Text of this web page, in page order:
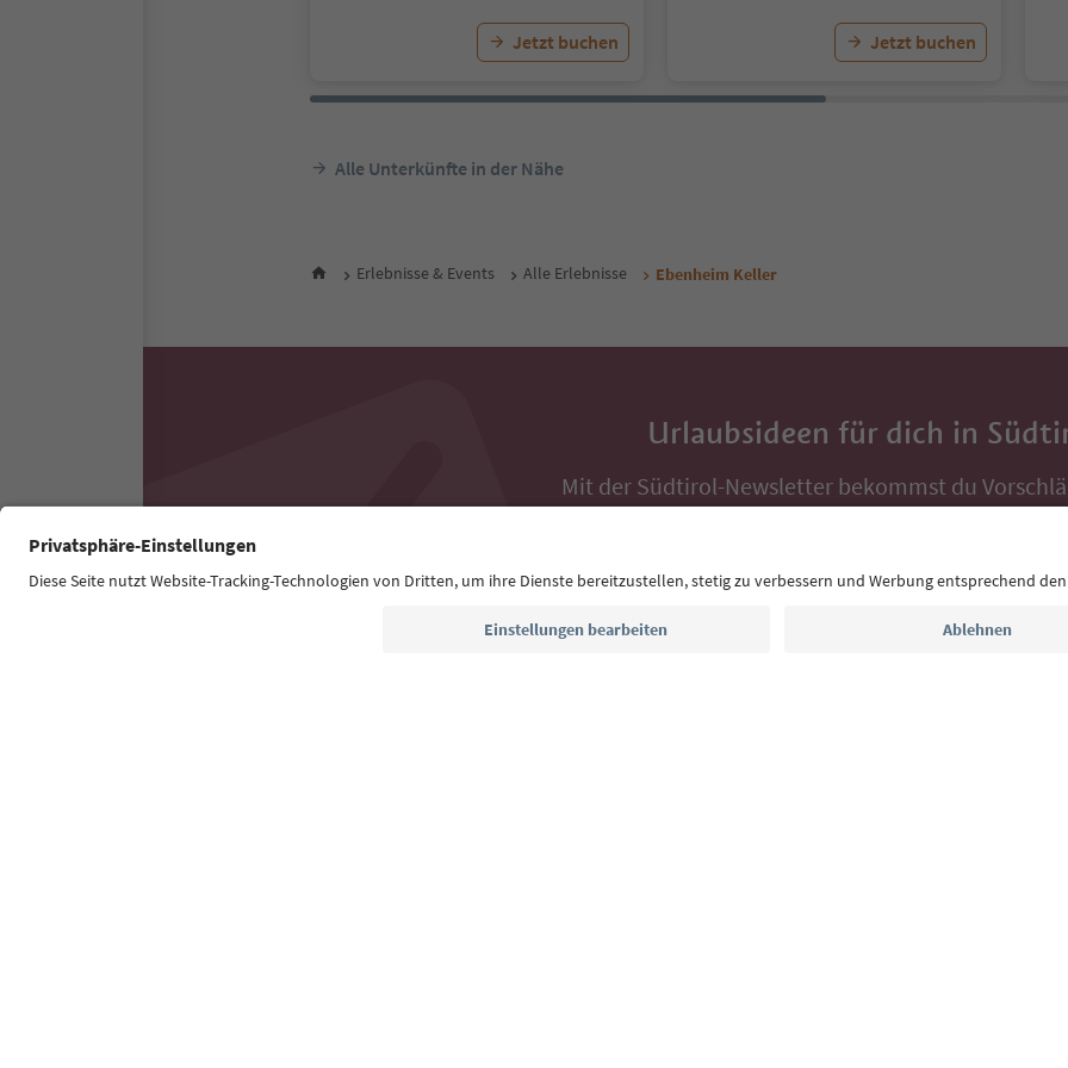
Jetzt buchen Jetzt buchen
Alle Unterkünfte in der Nähe
Erlebnisse & Events Alle Erlebnisse Ebenheim Keller
Urlaubsideen für dich in
Mit der Südtirol-Newsletter bekommst du
Auszeit, Veranstaltungs-Tipps und typische
E-Mail Adresse